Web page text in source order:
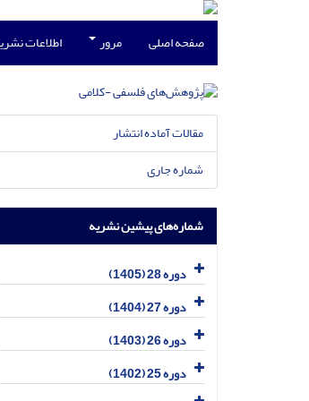
صفحه اصلی مرور اطلاعات
مقالات آماده انتشار
شماره جاری
شماره‌های پیشین نشریه
دوره 28 (1405)
دوره 27 (1404)
دوره 26 (1403)
دوره 25 (1402)